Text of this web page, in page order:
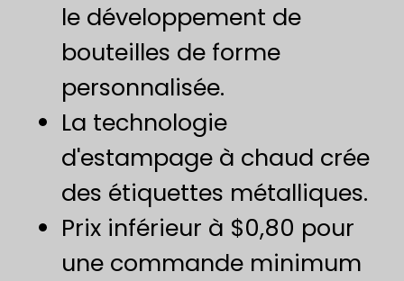
le développement de
bouteilles de forme
personnalisée.
La technologie
d'estampage à chaud crée
des étiquettes métalliques.
Prix inférieur à $0,80 pour
une commande minimum